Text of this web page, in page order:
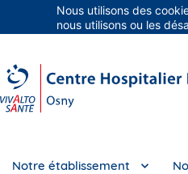
Groupe Vivalto Santé Entre
Notre établissement
Nous utilisons des
nous utilisons ou les